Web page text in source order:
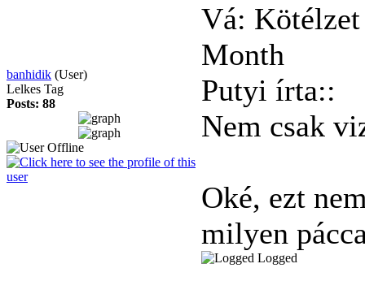
banhidik (User)
Lelkes Tag
Posts: 88
Vá:
Month
Putyi írta::
Nem csak
Oké, ezt
milyen
Logged